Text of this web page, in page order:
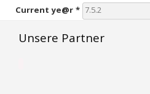
Current ye@r*
Unsere Partner